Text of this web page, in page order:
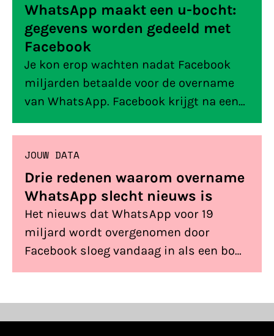
worden en wat de opt-out precies
betekent. Aan de hand van de nieuwe
voorwaarden en de FAQ van WhatsApp
proberen we deze vragen te
beantwoorden. Maar vragen hebben we
nog steeds
WhatsApp maakt een u-bocht:
gegevens worden gedeeld met
Facebook
Je kon erop wachten nadat Facebook
miljarden betaalde voor de overname
van WhatsApp. Facebook krijgt na een
wijziging van de voorwaarden van de
chatapp nu dan toch toegang tot
informatie van haar gebruikers. Maar is
het ook duidelijk om welke informatie
het gaat en hoe bedrijven je straks via
WhatsApp mogen benaderen? Nou nee
niet echt, daar zijn de voorwaarden
onduidelijk over.
JOUW DATA
Drie redenen waarom overname
WhatsApp slecht nieuws is
Het nieuws dat WhatsApp voor 19
miljard wordt overgenomen door
Facebook sloeg vandaag in als een bom.
Er wordt volop gespeculeerd over
economische aspecten en de privacy
van gebruikers. Het is nog te vroeg om